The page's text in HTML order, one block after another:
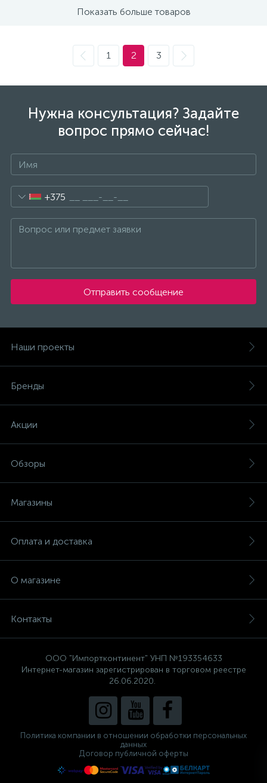
Показать больше товаров
1 2 3
Нужна консультация? Задайте
вопрос прямо сейчас!
+375
Отправить сообщение
Наши проекты
Бренды
Акции
Обзоры
Магазины
Оплата и доставка
О магазине
Контакты
ООО "Импортконтинент" УНП №193354633
Интернет-магазин зарегистрирован в торговом реестре
26.06.2020.
Политика компании в отношении обработки персональных
данных
Договор публичной оферты